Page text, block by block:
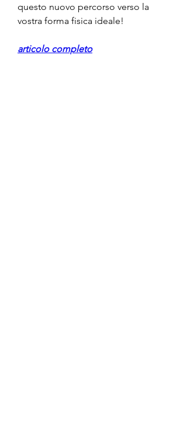
questo nuovo percorso verso la
vostra forma fisica ideale!
articolo completo